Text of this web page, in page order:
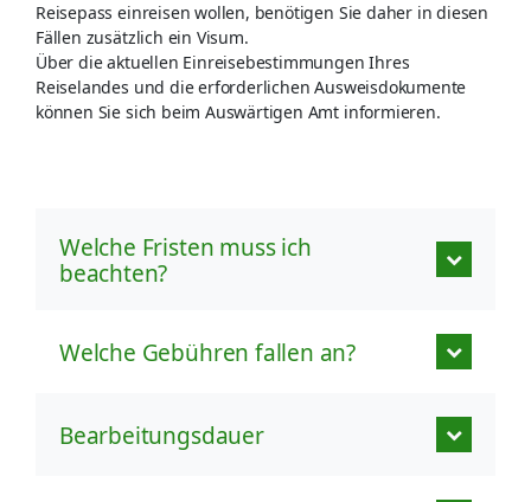
Reisepass einreisen wollen, benötigen Sie daher in diesen
Fällen zusätzlich ein Visum.
Über die aktuellen Einreisebestimmungen Ihres
Reiselandes und die erforderlichen Ausweisdokumente
können Sie sich beim Auswärtigen Amt informieren.
Welche Fristen muss ich
beachten?
Welche Gebühren fallen an?
Bearbeitungsdauer